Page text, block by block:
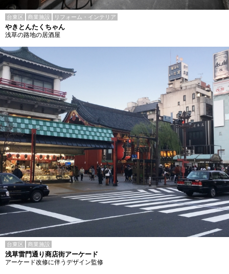
台東区 商業施設 リフォーム・インテリア
やきとんたくちゃん
浅草の路地の居酒屋
台東区 商業施設
浅草雷門通り商店街アーケード
アーケード改修に伴うデザイン監修